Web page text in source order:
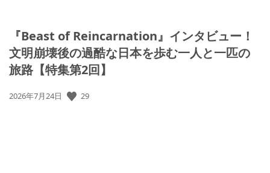
『Beast of Reincarnation』インタビュー！
文明崩壊後の過酷な日本を歩む一人と一匹の
旅路【特集第2回】
公
2026年7月24日 29